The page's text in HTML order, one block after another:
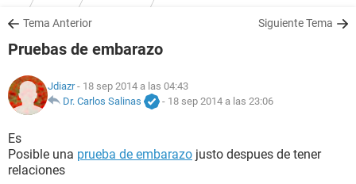
SALUD
NUTRICIÓN
BIENESTAR
Tema Anterior Siguiente Tema
Pruebas de embarazo
Jdiazr- 18 sep 2014 a las 04:43
Dr. Carlos Salinas
- 18 sep 2014 a las 23:06
Es
Posible una prueba de embarazo justo despues de tener
relaciones